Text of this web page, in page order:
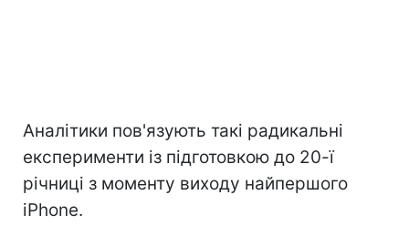
Аналітики пов'язують такі радикальні
експерименти із підготовкою до 20-ї
річниці з моменту виходу найпершого
iPhone.